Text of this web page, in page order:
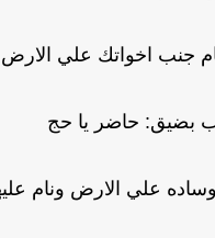
جنب اخواتك علي الارض
بضيق: حاضر يا حج
علي الارض ونام عليها